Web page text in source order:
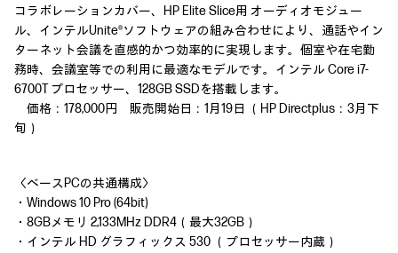
コラボレーションカバー、HP Elite Slice用 オーディオモジュー
ル、インテルUnite®ソフトウェアの組み合わせにより、通話やイン
ターネット会議を直感的かつ効率的に実現します。個室や在宅勤
務時、会議室等での利用に最適なモデルです。インテル Core i7-
6700T プロセッサー、128GB SSDを搭載します。
価格：178,000円 販売開始日：1月19日 （HP Directplus：3月下
旬）
〈ベースPCの共通構成〉
・Windows 10 Pro (64bit)
・8GBメモリ 2,133MHz DDR4（最大32GB）
・インテル HD グラフィックス 530 （プロセッサー内蔵）